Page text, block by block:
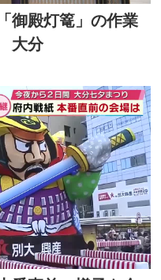
御殿灯篭」の作業
大分